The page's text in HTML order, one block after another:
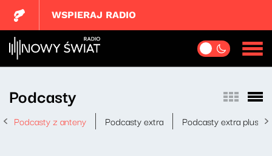
WSPIERAJ RADIO
Podcasty
Podcasty z anteny Podcasty extra Podcasty extra plus